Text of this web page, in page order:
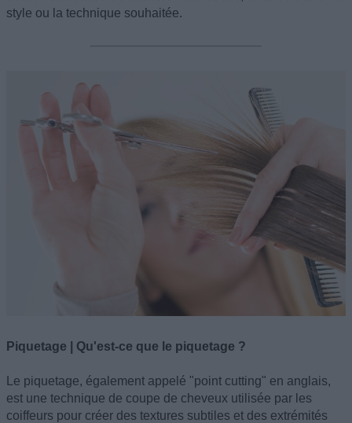
style ou la technique souhaitée.
Piquetage | Qu'est-ce que le piquetage ?
Le piquetage, également appelé "point cutting" en anglais,
est une technique de coupe de cheveux utilisée par les
coiffeurs pour créer des textures subtiles et des extrémités